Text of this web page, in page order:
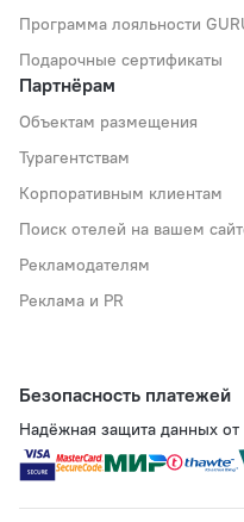
Программа лояльности
Подарочные сертификаты
Партнёрам
Объектам размещения
Турагентствам
Корпоративным клиентам
Поиск отелей на вашем
Рекламодателям
Реклама и PR
Безопасность платежей
Надёжная защита данных